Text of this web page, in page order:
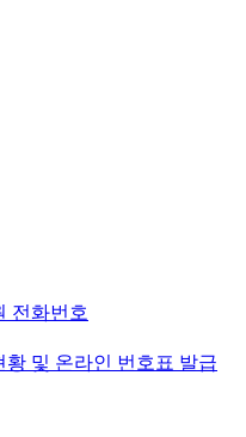
전화번호
황 및 온라인 번호표 발급